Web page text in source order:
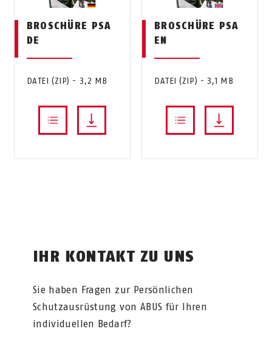
BROSCHÜRE PSA
DE
DATEI (ZIP) - 3,2 MB
BROSCHÜRE PSA
EN
DATEI (ZIP) - 3,1 MB
IHR KONTAKT ZU UNS
Sie haben Fragen zur Persönlichen
Schutzausrüstung von ABUS für Ihren
individuellen Bedarf?